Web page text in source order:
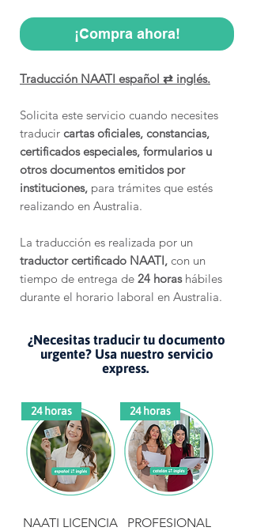
¡Compra ahora!
Traducción NAATI español ⇄ inglés.
Solicita este servicio cuando necesites
traducir cartas oficiales, constancias,
certificados especiales, formularios u
otros documentos emitidos por
instituciones, para trámites que estés
realizando en Australia.
La traducción es realizada por un
traductor certificado NAATI, con un
tiempo de entrega de 24 horas hábiles
durante el horario laboral en Australia.
¿Necesitas traducir tu documento
urgente? Usa nuestro servicio
express.
24 horas
NAATI LICENCIA
24 horas
PROFESIONAL